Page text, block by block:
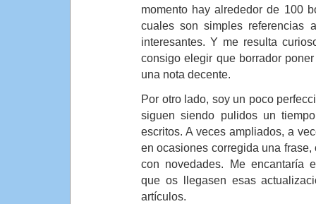
momento hay alrededor de 100
cuales son simples referencias
interesantes. Y me resulta
consigo elegir que borrador
una nota decente.
Por otro lado, soy un poco
siguen siendo pulidos un
escritos. A veces ampliados, a
en ocasiones corregida una
con novedades. Me encantaría
que os llegasen esas
artículos.